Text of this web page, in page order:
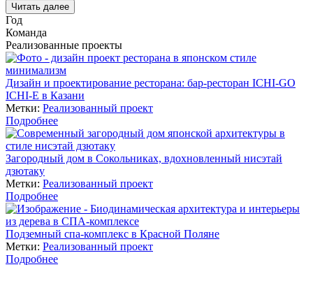
Читать далее
Год
Команда
Реализованные проекты
Дизайн и проектирование ресторана: бар-ресторан ICHI-GO
ICHI-E в Казани
Метки: Реализованный проект
Подробнее
Загородный дом в Сокольниках, вдохновленный нисэтай
дзютаку
Метки: Реализованный проект
Подробнее
Подземный спа-комплекс в Красной Поляне
Метки: Реализованный проект
Подробнее